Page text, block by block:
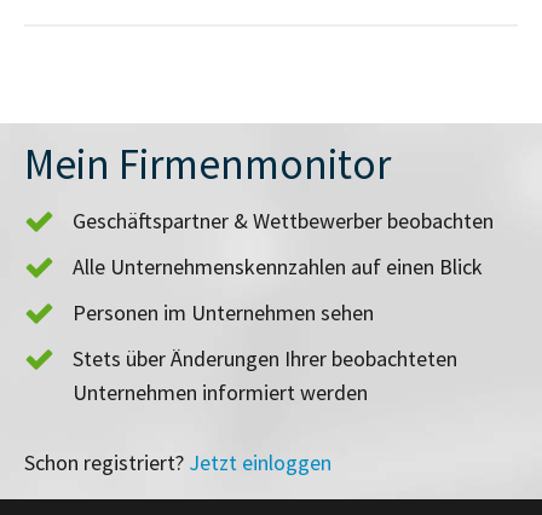
Mein Firmenmonitor
Geschäftspartner & Wettbewerber beobachten
Alle Unternehmenskennzahlen auf einen Blick
Personen im Unternehmen sehen
Stets über Änderungen Ihrer beobachteten
Unternehmen informiert werden
Schon registriert? Jetzt einloggen